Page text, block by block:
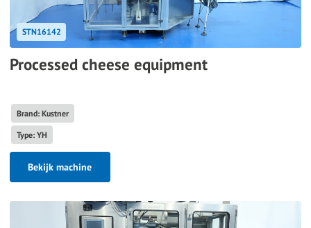
STN16142
Processed cheese equipment
Brand: Kustner
Type: YH
Bekijk machine